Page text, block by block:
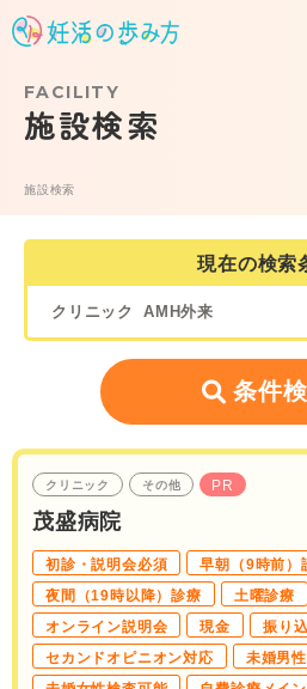
施設検索
FACILITY
施設検索
現在の検索
クリニック AMH外来
条件
クリニック その他 PR
茂盛病院
初診・説明会必須
早朝（9時前）
夜間（19時以降）診療
土曜診療
オンライン説明会
現金 振り
セカンドオピニオン対応
未婚男